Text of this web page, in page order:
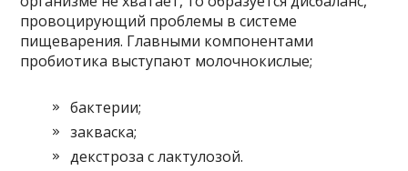
провоцирующий проблемы в системе
пищеварения. Главными компонентами
пробиотика выступают молочнокислые;
бактерии;
закваска;
декстроза с лактулозой.